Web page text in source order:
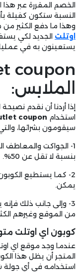
الخصم المقررة عبر
النسبة ستكون كفيلة
وهذا ما دفع الكثير
اوتلت الجديد لكي
يستعينون به في
الملابس:
إذا أردنا أن نقدم
استخدام coupon
سيقومون بشرائها،
1- الجواكت والمعاطف الشتوية؛ حيث يستطيع
بنسبة لا تقل عن 50%.
2- كما يستطيع
يمكن.
3- وإلى جانب ذلك
من الموقع وغيرهم
كوبون اي اوتلت
عندما وجد موقع اي
المتجر أن يظل هذا
استخدامه في أي جولة